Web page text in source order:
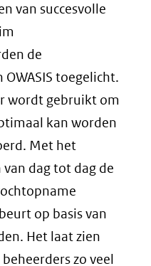
van succesvolle
de
toegelicht.
wordt gebruikt om
kan worden
Met het
van dag tot dag de
op basis van
Het laat zien
zo veel